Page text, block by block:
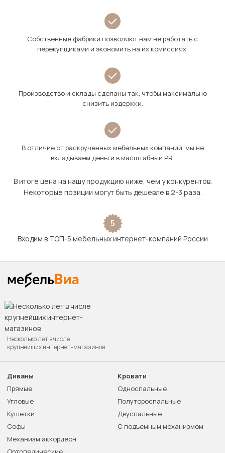
Собственные фабрики позволяют нам не работать с
перекупщиками и экономить на их комиссиях.
Производство и склады сделаны так, чтобы максимально
снизить издержки.
В отличие от раскрученных мебельных компаний, мы не
вкладываем деньги в масштабный PR.
В итоге цена на нашу продукцию ниже, чем у конкурентов.
Некоторые позиции могут быть дешевле в 2-3 раза.
5
Входим в ТОП-5 мебельных интернет-компаний России
Несколько лет в числе
крупнейших интернет-магазинов
Диваны
Прямые
Угловые
Кушетки
Софы
Механизм аккордеон
Кровати
Односпальные
Полутороспальные
Двуспальные
С подъемным механизмом